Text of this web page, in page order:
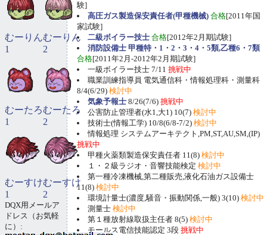
験]
高圧ガス製造保安責任者(甲種機械) 合格[2011年国
家試験]
二級ボイラー技士 合格[2012年2月期試験]
消防設備士 甲種特・1・2・3・4・5類,乙種6・7類
合格[2011年2月-2012年2月期試験]
一級ボイラー技士 7/11 挑戦中
職業訓練指導員 電気通信科・情報処理科・測量科
8/4(6/29) 検討中
気象予報士 8/26(7/6) 挑戦中
公害防止管理者(水1,大1) 10(7) 検討中
技術士(情報工学) 10/8(6/8-7/2) 検討中
情報処理 システムアーキテクト,PM,ST,AU,SM,(IP)
挑戦中
甲種火薬類製造保安責任者 11(8) 検討中
１・２級ラジオ・音響技能検定 検討中
第一種冷凍機械,第二種販売,液化石油ガス設備士
11(8) 検討中
環境計量士(濃度,騒音・振動関係,一般) 3(10) 検討中
測量士 検討中
第１種放射線取扱主任者 8(5) 検討中
モールス電信技能認定 3段 挑戦中
むーりん
1
むーりん
2
むーたろ
1
むーたろ
2
むーすけ
1
むーすけ
2
DQX用メールア
ドレス（お気軽
に）: